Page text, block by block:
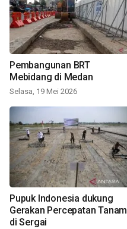
Pembangunan BRT
Mebidang di Medan
Selasa, 19 Mei 2026
Pupuk Indonesia dukung
Gerakan Percepatan Tanam
di Sergai